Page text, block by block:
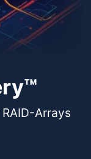
Arrays